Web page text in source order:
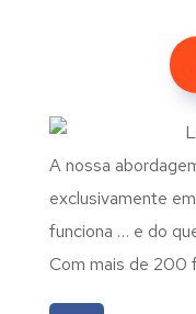
A nossa
exclusivamente
funciona … e do
Com mais de 200